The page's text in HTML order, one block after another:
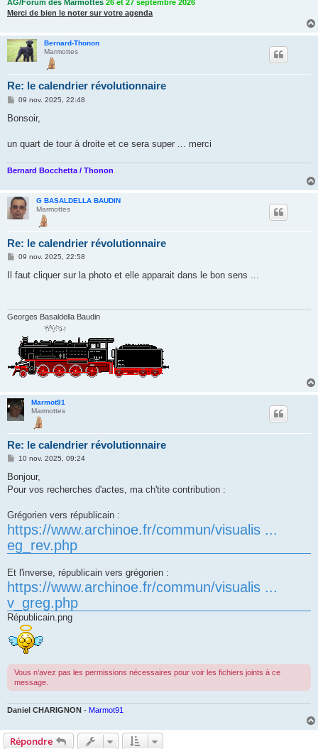
AG/Forum des Marmottes 26 et 27 septembre 2026
Merci de bien le noter sur votre agenda
Bernard-Thonon
Marmottes
Re: le calendrier révolutionnaire
M
s
g
09 nov. 2025, 22:48
Bonsoir,
un quart de tour à droite et ce sera super ... merci
Bernard Bocchetta / Thonon
G BASALDELLA BAUDIN
Marmottes
Re: le calendrier révolutionnaire
M
s
09 nov. 2025, 22:58
Il faut cliquer sur la photo et elle apparait dans le bon sens ...
Georges Basaldella Baudin
Marmot91
Marmottes
Re: le calendrier révolutionnaire
M
s
a
10 nov. 2025, 09:24
Bonjour,
Pour vos recherches d'actes, ma ch'tite contribution :
Grégorien vers républicain :
https://www.archinoe.fr/commun/visualis ...
eg_rev.php
Et l'inverse, républicain vers grégorien :
https://www.archinoe.fr/commun/visualis ...
v_greg.php
Républicain.png
Vous n’avez pas les permissions nécessaires pour voir les fichiers joints à ce
message.
Daniel CHARIGNON - Marmot91
Répondre